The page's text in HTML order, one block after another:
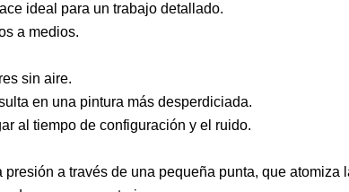
ideal para un trabajo detallado.
a medios.
sin aire.
en una pintura más desperdiciada.
al tiempo de configuración y el ruido.
a través de una pequeña punta, que atomiza